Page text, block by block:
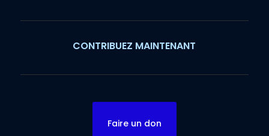
CONTRIBUEZ MAINTENANT
Faire un don